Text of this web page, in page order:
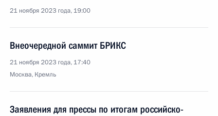
21 ноября 2023 года, 19:00
Внеочередной саммит БРИКС
21 ноября 2023 года, 17:40
Москва, Кремль
Заявления для прессы по итогам российско-